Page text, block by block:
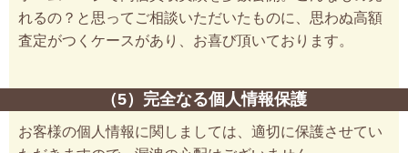
れるの？と思ってご相談いただいたものに、思わぬ高額
査定がつくケースがあり、お喜び頂いております。
（5）完全なる個人情報保護
お客様の個人情報に関しましては、適切に保護させてい